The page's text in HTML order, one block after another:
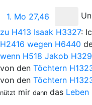
1. Mo 27,46
zu H413 Isaak H3327:
H2416 wegen H6440
wenn H518 Jakob
von den Töchtern
von den Töchtern
nützt mir dann das Leben